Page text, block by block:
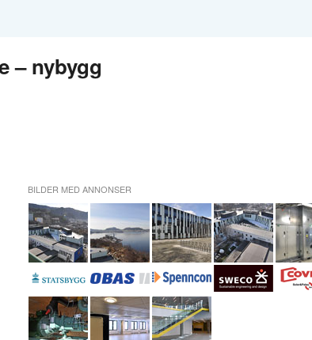
– nybygg
BILDER MED ANNONSER